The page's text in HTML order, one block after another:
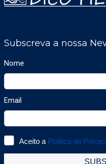
acordo com os seus
maioria dos
sistemas de salas
biotecnologia e
casos em INOX.